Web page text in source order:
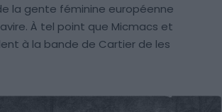
la gente féminine européenne
À tel point que Micmacs et
à la bande de Cartier de les